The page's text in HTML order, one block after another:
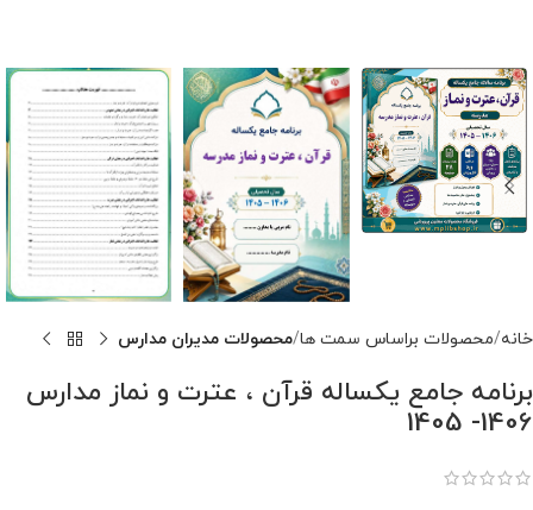
خانه محصولات براساس سمت ها محصولات مدیران مدارس
برنامه جامع یکساله قرآن ، عترت و نماز مدارس
1406- 1405